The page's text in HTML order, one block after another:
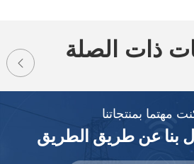
ذات الصلة
مهتما بمنتجاتنا
بنا عن طريق الطريق